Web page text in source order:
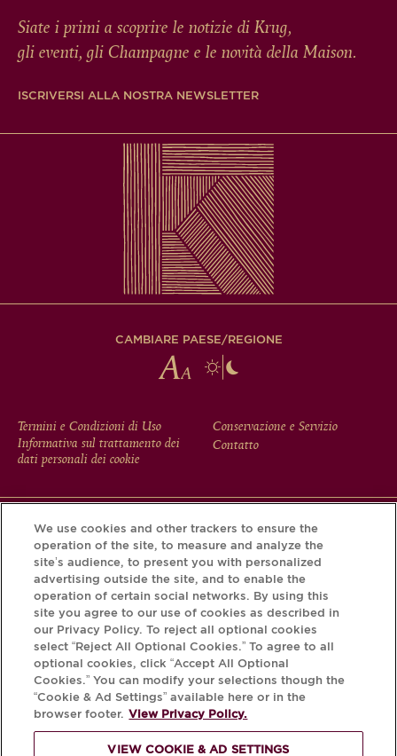
Siate i primi a scoprire le notizie di Krug,
gli eventi, gli Champagne e le novità della Maison.
ISCRIVERSI ALLA NOSTRA NEWSLETTER
CAMBIARE PAESE/REGIONE
FOOTER
MENU
Termini e Condizioni di Uso
Informativa sul trattamento dei
dati personali dei cookie
Conservazione e Servizio
Contatto
Scarichi l'app Krug e scopra la storia che si nasconde dietro
la sua bottiglia tramite il Krug iD.
PER FAVORE, BEVA
We use cookies and other trackers to ensure the
operation of the site, to measure and analyze the
site’s audience, to present you with personalized
advertising outside the site, and to enable the
operation of certain social networks. By using this
site you agree to our use of cookies as described in
our Privacy Policy. To reject all optional cookies
select “Reject All Optional Cookies.” To agree to all
optional cookies, click “Accept All Optional
Cookies.” You can modify your selections though the
“Cookie & Ad Settings” available here or in the
browser footer. View Privacy Policy.
VIEW COOKIE & AD SETTINGS